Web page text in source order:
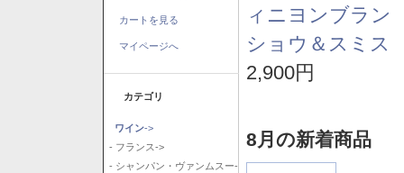
カートを見る
マイページへ
カテゴリ
ワイン->
- フランス->
- シャンパン・ヴァンムスー-
ショウ＆スミ
2,900円
8月の新着商品